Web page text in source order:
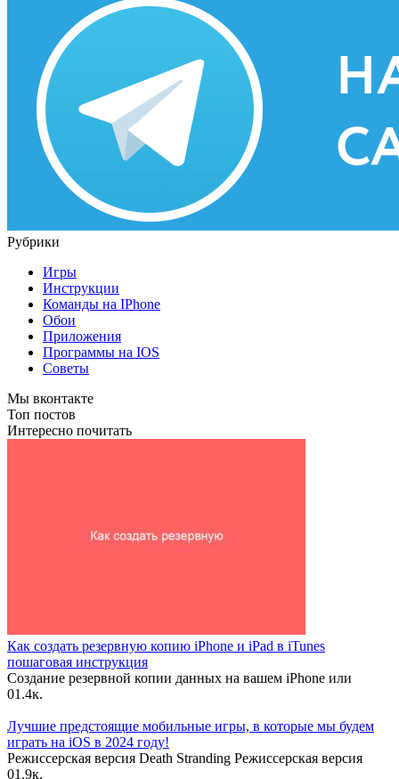
Рубрики
Игры
Инструкции
Команды на IPhone
Обои
Приложения
Программы на IOS
Советы
Мы вконтакте
Топ постов
Интересно почитать
Как создать резервную копию iPhone и iPad в iTunes
пошаговая инструкция
Создание резервной копии данных на вашем iPhone или
01.4к.
Лучшие предстоящие мобильные игры, в которые мы будем
играть на iOS в 2024 году!
Режиссерская версия Death Stranding Режиссерская версия
01.9к.